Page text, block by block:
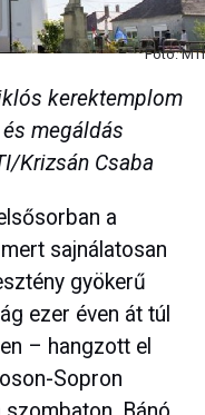
Fotó: MTI
kerektemplom
megáldás
Krizsán Csaba
a
sajnálatosan
gyökerű
ezer éven át túl
– hangzott el
Sopron